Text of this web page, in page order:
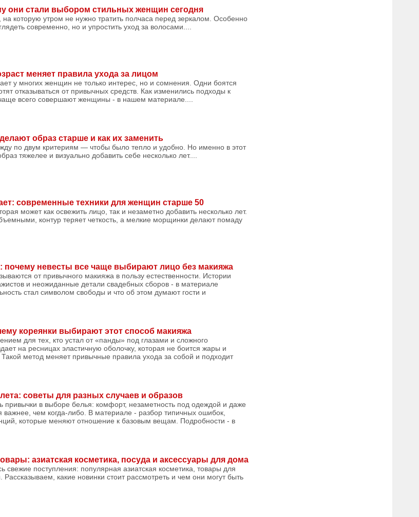
они стали выбором стильных женщин сегодня
которую утром не нужно тратить полчаса перед зеркалом. Особенно
современно, но и упростить уход за волосами....
меняет правила ухода за лицом
у многих женщин не только интерес, но и сомнения. Одни боятся
отказываться от привычных средств. Как изменились подходы к
всего совершают женщины - в нашем материале....
образ старше и как их заменить
по двум критериям — чтобы было тепло и удобно. Но именно в этот
тяжелее и визуально добавить себе несколько лет....
современные техники для женщин старше 50
может как освежить лицо, так и незаметно добавить несколько лет.
контур теряет четкость, а мелкие морщинки делают помаду
почему невесты все чаще выбирают лицо без макияжа
от привычного макияжа в пользу естественности. Истории
и неожиданные детали свадебных сборов - в материале
стал символом свободы и что об этом думают гости и
кореянки выбирают этот способ макияжа
для тех, кто устал от «панды» под глазами и сложного
на ресницах эластичную оболочку, которая не боится жары и
метод меняет привычные правила ухода за собой и подходит
советы для разных случаев и образов
привычки в выборе белья: комфорт, незаметность под одеждой и даже
чем когда-либо. В материале - разбор типичных ошибок,
которые меняют отношение к базовым вещам. Подробности - в
азиатская косметика, посуда и аксессуары для дома
свежие поступления: популярная азиатская косметика, товары для
какие новинки стоит рассмотреть и чем они могут быть